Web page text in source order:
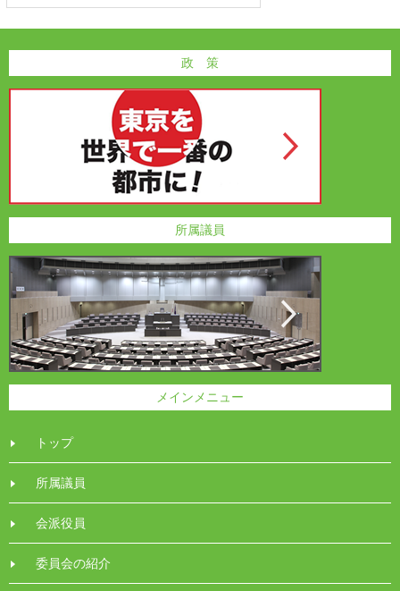
政 策
所属議員
メインメニュー
トップ
所属議員
会派役員
委員会の紹介